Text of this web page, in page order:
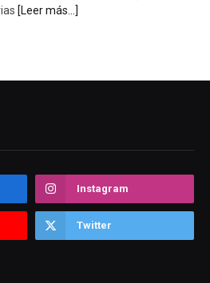
Instagram
Twitter